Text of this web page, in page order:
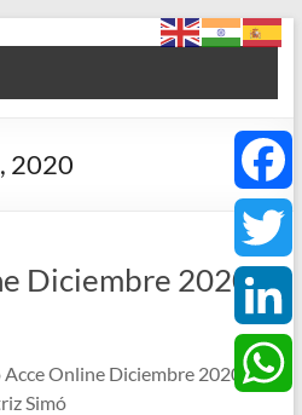
2020
Diciembre 2020 –
Acce Online Diciembre 2020 –
Simó
F
a
c
e
T
w
L